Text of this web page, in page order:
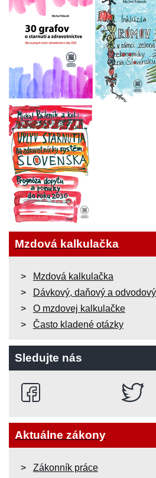
Mzdová kalkulačka
Mzdová kalkulačka
Dávkový, daňový a
O mzdovej kalkulačke
Často kladené otázky
Sledujte nás
Aktuálne zákony
Zákonník práce